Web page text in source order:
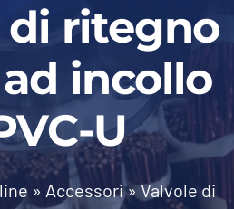
di ritegno
incollo
U
» Accessori»Valvole di